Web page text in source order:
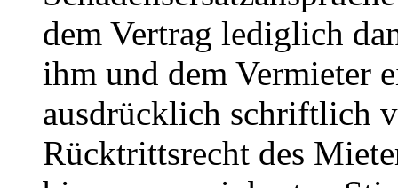
dem Vertrag lediglich
ihm und dem Vermieter
ausdrücklich schriftlich
Rücktrittsrecht des